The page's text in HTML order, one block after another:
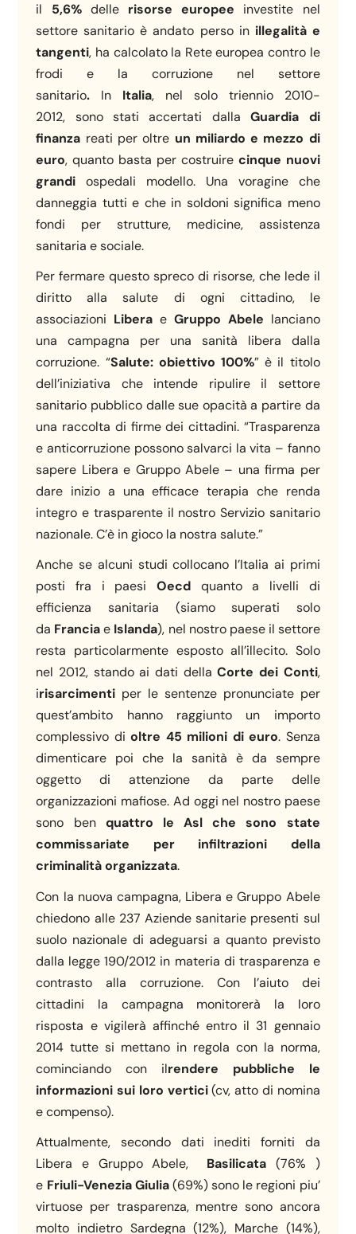
il 5,6%delle risorse europee investite nel
settore sanitario è andato perso in illegalità e
tangenti, ha calcolato la Rete europea contro le
frodi e la corruzione nel settore
sanitario. In Italia, nel solo triennio 2010-
2012, sono stati accertati dallaGuardia di
finanza reati per oltre un miliardo e mezzo di
euro, quanto basta per costruire cinque nuovi
grandiospedali modello. Una voragine che
danneggia tutti e che in soldoni significa meno
fondi per strutture, medicine, assistenza
sanitaria e sociale.
Per fermare questo spreco di risorse, che lede il
diritto alla salute di ogni cittadino, le
associazioni Libera e Gruppo Abele lanciano
una campagna per una sanità libera dalla
corruzione. “Salute: obiettivo 100%” è il titolo
dell’iniziativa che intende ripulire il settore
sanitario pubblico dalle sue opacità a partire da
una raccolta di firme dei cittadini. “Trasparenza
e anticorruzione possono salvarci la vita – fanno
sapere Libera e Gruppo Abele – una firma per
dare inizio a una efficace terapia che renda
integro e trasparente il nostro Servizio sanitario
nazionale. C’è in gioco la nostra salute.”
Anche se alcuni studi collocano l’Italia ai primi
posti fra i paesi Oecd quanto a livelli di
efficienza sanitaria (siamo superati solo
da Franciae Islanda), nel nostro paese il settore
resta particolarmente esposto all’illecito. Solo
nel 2012, stando ai dati dellaCorte dei Conti,
irisarcimenti per le sentenze pronunciate per
quest’ambito hanno raggiunto un importo
complessivo dioltre 45 milioni di euro. Senza
dimenticare poi che la sanità è da sempre
oggetto di attenzione da parte delle
organizzazioni mafiose. Ad oggi nel nostro paese
sono ben quattro le Asl che sono state
commissariate per infiltrazioni della
criminalità organizzata.
Con la nuova campagna, Libera e Gruppo Abele
chiedono alle 237 Aziende sanitarie presenti sul
suolo nazionale di adeguarsi a quanto previsto
dalla legge 190/2012 in materia di trasparenza e
contrasto alla corruzione. Con l’aiuto dei
cittadini la campagna monitorerà la loro
risposta e vigilerà affinché entro il 31 gennaio
2014 tutte si mettano in regola con la norma,
cominciando con ilrendere pubbliche le
informazioni sui loro vertici(cv, atto di nomina
e compenso).
Attualmente, secondo dati inediti forniti da
Libera e Gruppo Abele, Basilicata (76% )
e Friuli-Venezia Giulia(69%) sono le regioni piu’
virtuose per trasparenza, mentre sono ancora
molto indietro Sardegna (12%), Marche (14%),